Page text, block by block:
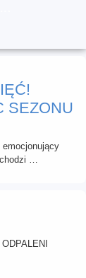
SEZONU
emocjonujący
…